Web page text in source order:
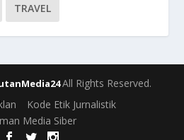
TRAVEL
All Rights Reserved.
Kode Etik Jurnalistik
Media Siber